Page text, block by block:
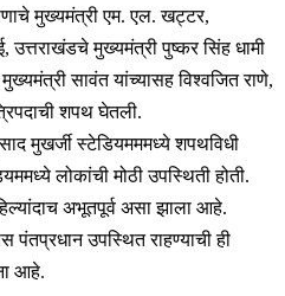
मुख्यमंत्री एम. एल. खट्टर,
उत्तराखंडचे मुख्यमंत्री पुष्कर सिंह धामी
सावंत यांच्यासह विश्वजित राणे,
शपथ घेतली.
मुखर्जी स्टेडियमममध्ये शपथविधी
लोकांची मोठी उपस्थिती होती.
अभूतपूर्व असा झाला आहे.
पंतप्रधान उपस्थित राहण्याची ही
आहे.